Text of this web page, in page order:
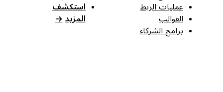
عمليات الربط
القوالب
برامج الشركاء
استكشف
المزيد →